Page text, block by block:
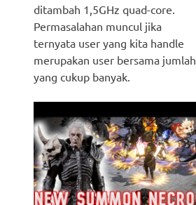
ditambah 1,5GHz quad-core.
Permasalahan muncul jika
ternyata user yang kita handle
merupakan user bersama jumlah
yang cukup banyak.